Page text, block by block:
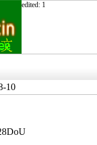
edited: 1
10